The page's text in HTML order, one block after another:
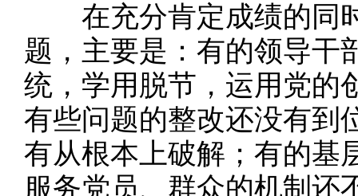
在充分肯定成绩的同
题，主要是：有的领导干
统，学用脱节，运用党的
有些问题的整改还没有到
有从根本上破解；有的基
服务党员、群众的机制还